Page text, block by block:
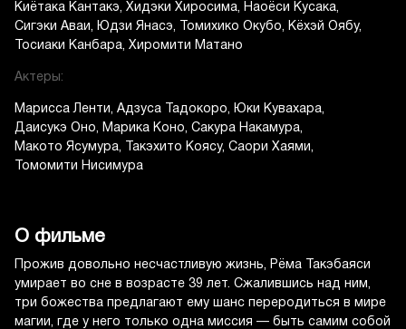
Киётака Кантакэ Хидэки Хиросима
Наоёси Кусака
Сигэки Аваи
Юдзи Янасэ Томихико Окубо
Кёхэй Оябу
Тосиаки Канбара Хиромити Матано
Актеры:
Марисса Ленти Адзуса Тадокоро
Юки Кувахара
Даисукэ Оно
Марика Коно
Сакура Накамура
Макото Ясумура
Такэхито Коясу Саори Хаями
Томомити Нисимура
О фильме
Прожив довольно несчастливую жизнь, Рёма Такэбаяси
умирает во сне в возрасте 39 лет. Сжалившись над ним,
три божества предлагают ему шанс переродиться в мире
магии, где у него только одна миссия — быть самим собой